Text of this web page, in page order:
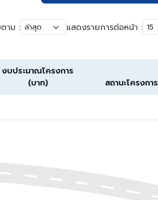
าม : แสดงรายการต่อหน้า :
งบประมาณโครงการ
(บาท)
สถานะโครงการ